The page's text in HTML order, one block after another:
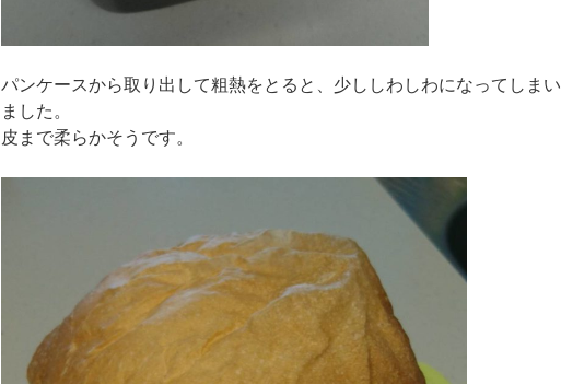
パンケースから取り出して粗熱をとると、少ししわしわになってしまい
ました。
皮まで柔らかそうです。